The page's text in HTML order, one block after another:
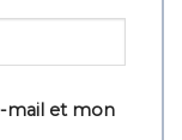
mail et mon